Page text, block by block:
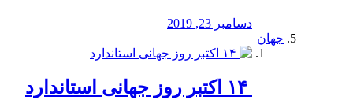
دسامبر 23, 2019
جهان